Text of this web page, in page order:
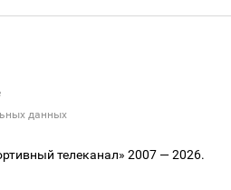
данных
телеканал» 2007 — 2026.